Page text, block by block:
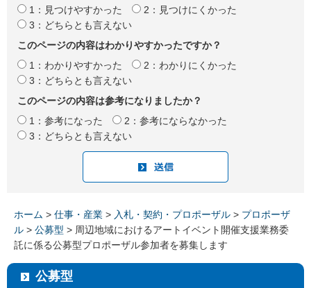
1：見つけやすかった
2：見つけにくかった
3：どちらとも言えない
このページの内容はわかりやすかったですか？
1：わかりやすかった
2：わかりにくかった
3：どちらとも言えない
このページの内容は参考になりましたか？
1：参考になった
2：参考にならなかった
3：どちらとも言えない
ホーム > 仕事・産業 > 入札・契約・プロポーザル > プロポーザ
ル > 公募型 > 周辺地域におけるアートイベント開催支援業務委
託に係る公募型プロポーザル参加者を募集します
公募型